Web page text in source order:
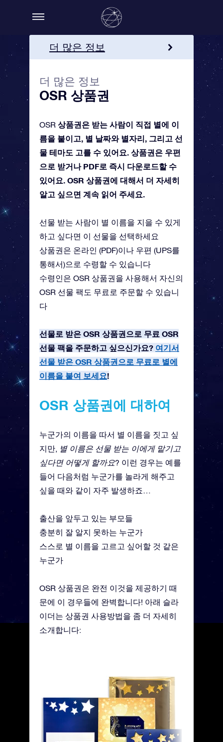
더 많은 정보
OSR 기프트 카드를 주문하
세요!
더 많은 정보
OSR 상품권
OSR 상품권은 받는 사람이 직접 별에 이
름을 붙이고, 별 날짜와 별자리, 그리고 선
물 테마도 고를 수 있어요. 상품권은 우편
으로 받거나 PDF로 즉시 다운로드할 수
있어요. OSR 상품권에 대해서 더 자세히
알고 싶으면 계속 읽어 주세요.
선물 받는 사람이 별 이름을 지을 수 있게
하고 싶다면 이 선물을 선택하세요
상품권은 온라인 (PDF)이나 우편 (UPS를
통해서)으로 수령할 수 있습니다
수령인은 OSR 상품권을 사용해서 자신의
OSR 선물 팩도 무료로 주문할 수 있습니
다
선물로 받은 OSR 상품권으로 무료 OSR
선물 팩을 주문하고 싶으신가요? 여기서
선물 받은 OSR 상품권으로 무료로 별에
이름을 붙여 보세요!
OSR 상품권에 대하여
누군가의 이름을 따서 별 이름을 짓고 싶
지만, 별 이름은 선물 받는 이에게 맡기고
싶다면 어떻게 할까요? 이런 경우는 예를
들어 다음처럼 누군가를 놀라게 해주고
싶을 때와 같이 자주 발생하죠…
출산을 앞두고 있는 부모들
충분히 잘 알지 못하는 누군가
스스로 별 이름을 고르고 싶어할 것 같은
누군가
OSR 상품권은 완전 이것을 제공하기 때
문에 이 경우들에 완벽합니다! 아래 슬라
이더는 상품권 사용방법을 좀 더 자세히
소개합니다: